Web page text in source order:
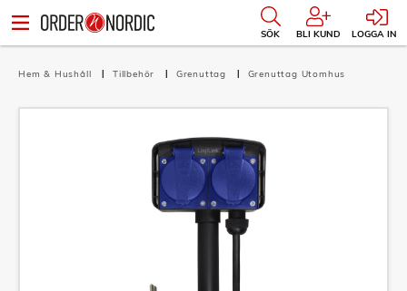
SÖK BLI KUND LOGGA IN
Hem & Hushåll Tillbehör Grenuttag Grenuttag Utomhus